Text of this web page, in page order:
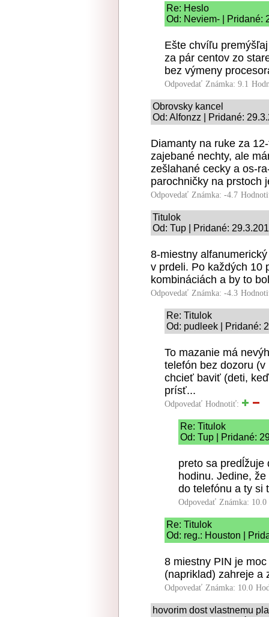
Re: Heslo
Od: Neviem- | Pridané:
Ešte chvíľu
za pár centov zo
bez výmeny
Odpovedať Známka: 9.1
Obrovsky kancel
Od: Alfonzz | Pridané:
Diamanty na ruke za
zajebané nechty, ale
zešlahané cecky a os-
parochničky na prstoch
Odpovedať Známka: -4.7
Titulok
Od: Tup | Pridané:
8-miestny
v prdeli. Po každých 10
kombináciách a by to
Odpovedať Známka: -4.3
Re: Titulok
Od: pudleek | Pridané:
To mazanie má
telefón bez dozoru
chcieť baviť (deti,
prísť...
Odpovedať Hodnotiť:
Re: Titulok
Od: Tup | Pridané:
preto sa predĺžuje
hodinu. Jedine,
do telefónu a ty si
Odpovedať Známka: 10.0
Re: Titulok
Od: reg.: Houston |
8 miestny PIN je
(napriklad) zahreje a
Odpovedať Známka: 10.0
hovorim dost vlastnemu